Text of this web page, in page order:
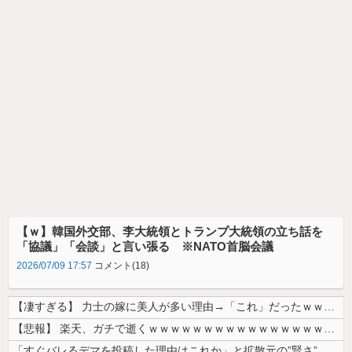
【ｗ】韓国外交部、李大統領とトランプ大統領の立ち話を
「協議」「会談」と言い張る ※NATO首脳会議
2026/07/09 17:57 コメント(18)
【凄すぎる】 力士の嫁に美人が多い理由→「これ」だったｗｗｗｗｗｗｗ
【悲報】 楽天、ガチで逝くｗｗｗｗｗｗｗｗｗｗｗｗｗｗｗｗｗｗｗｗ